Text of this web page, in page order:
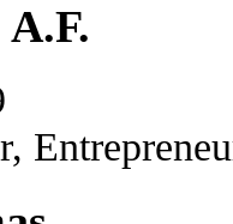
A.F.